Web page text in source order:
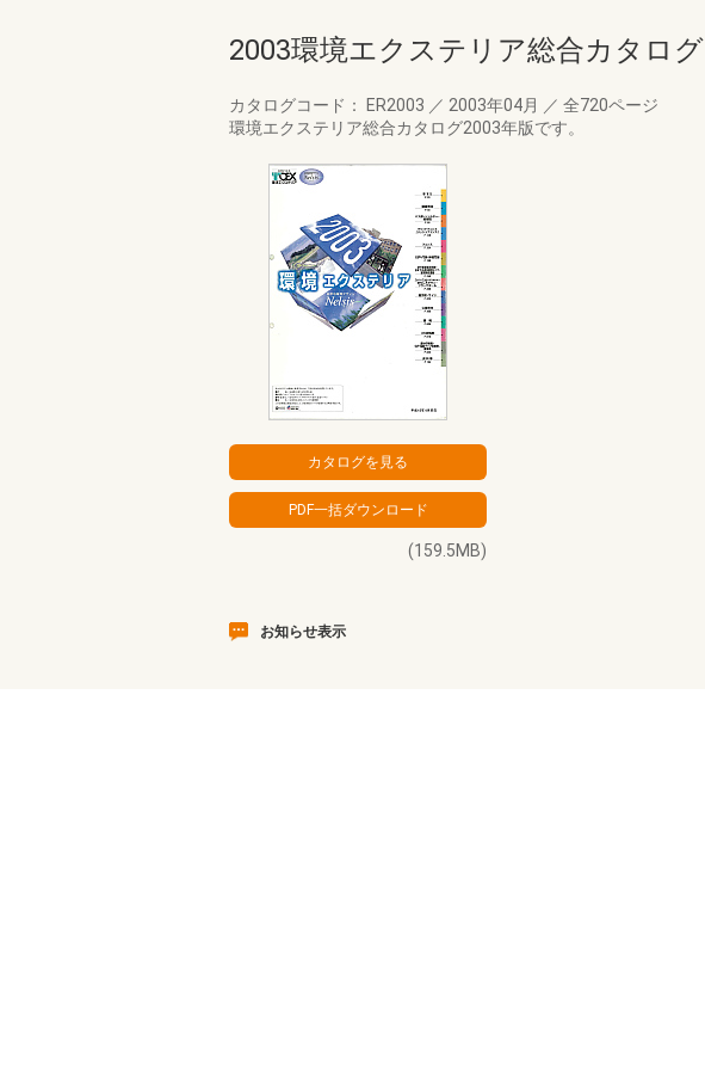
2003環境エクステリア総合カタログ
カタログコード： ER2003 ／ 2003年04月 ／ 全720ページ
環境エクステリア総合カタログ2003年版です。
(159.5MB)
お知らせ表示